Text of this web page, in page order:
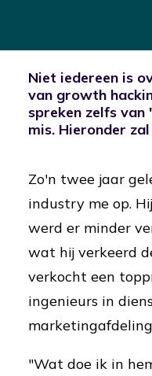
Niet iedereen is
van growth
spreken zelfs van
mis. Hieronder
Zo'n twee jaar
industry me op.
werd er minder
wat hij verkeerd
verkocht een
ingenieurs in
"Wat doe ik in